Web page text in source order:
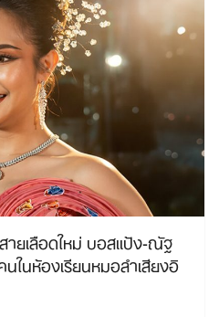
ยเลือดใหม่ บอสแป้ง-ณัฐ
นห้องเรียนหมอลำเสียงอิ